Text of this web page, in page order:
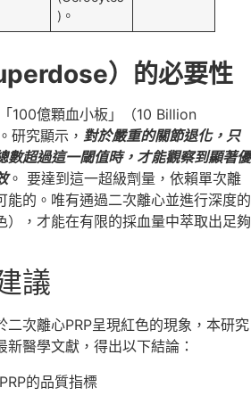
)。
）的必要性
100億顆血小板」（10 Billion
。研究顯示， 對於嚴重的關節退化，只
數超過這一閾值時，才能觀察到顯著優
。 要達到這一超級劑量，依賴單次離
能的。唯有通過二次離心並進行深度的
），才能在有限的採血量中萃取出足夠
議
二次離心PRP呈現紅色的現象，本研究
醫學文獻，得出以下結論：